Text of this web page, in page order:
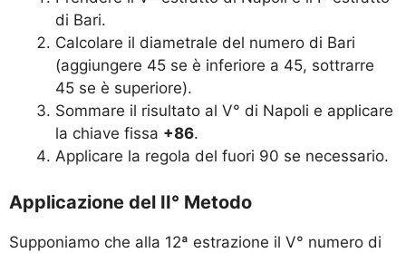
di Bari.
Calcolare il diametrale del numero di Bari
(aggiungere 45 se è inferiore a 45, sottrarre
45 se è superiore).
Sommare il risultato al V° di Napoli e applicare
la chiave fissa +86.
Applicare la regola del fuori 90 se necessario.
Applicazione del II° Metodo
Supponiamo che alla 12ª estrazione il V° numero di